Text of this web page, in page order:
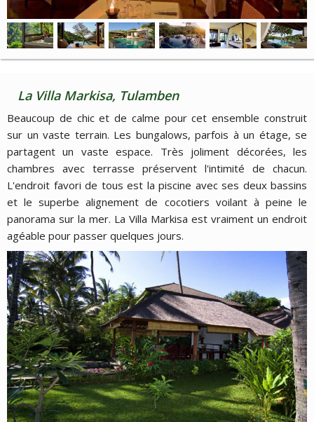
La Villa Markisa, Tulamben
Beaucoup de chic et de calme pour cet ensemble construit
sur un vaste terrain. Les bungalows, parfois à un étage, se
partagent un vaste espace. Très joliment décorées, les
chambres avec terrasse préservent l'intimité de chacun.
L'endroit favori de tous est la piscine avec ses deux bassins
et le superbe alignement de cocotiers voilant à peine le
panorama sur la mer. La Villa Markisa est vraiment un endroit
agéable pour passer quelques jours.